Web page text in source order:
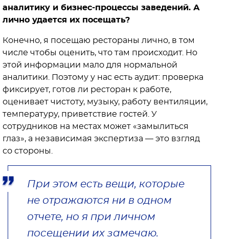
аналитику и бизнес-процессы заведений. А
лично удается их посещать?
Конечно, я посещаю рестораны лично, в том
числе чтобы оценить, что там происходит. Но
этой информации мало для нормальной
аналитики. Поэтому у нас есть аудит: проверка
фиксирует, готов ли ресторан к работе,
оценивает чистоту, музыку, работу вентиляции,
температуру, приветствие гостей. У
сотрудников на местах может «замылиться
глаз», а независимая экспертиза — это взгляд
со стороны.
При этом есть вещи, которые
не отражаются ни в одном
отчете, но я при личном
посещении их замечаю.